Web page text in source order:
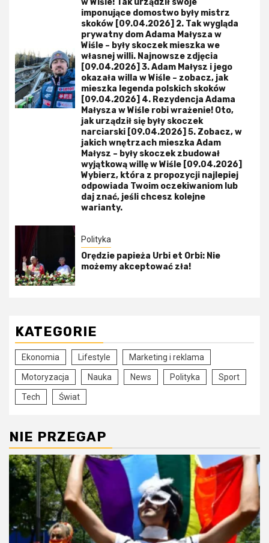
w Wiśle! Tak urządził swoje
imponujące domostwo były mistrz
skoków [09.04.2026] 2. Tak wygląda
prywatny dom Adama Małysza w
Wiśle – były skoczek mieszka we
własnej willi. Najnowsze zdjęcia
[09.04.2026] 3. Adam Małysz i jego
okazała willa w Wiśle – zobacz, jak
mieszka legenda polskich skoków
[09.04.2026] 4. Rezydencja Adama
Małysza w Wiśle robi wrażenie! Oto,
jak urządził się były skoczek
narciarski [09.04.2026] 5. Zobacz, w
jakich wnętrzach mieszka Adam
Małysz – były skoczek zbudował
wyjątkową willę w Wiśle [09.04.2026]
Wybierz, która z propozycji najlepiej
odpowiada Twoim oczekiwaniom lub
daj znać, jeśli chcesz kolejne
warianty.
Polityka
Orędzie papieża Urbi et Orbi: Nie
możemy akceptować zła!
KATEGORIE
Ekonomia Lifestyle Marketing i reklama
Motoryzacja Nauka News Polityka Sport
Tech Świat
NIE PRZEGAP